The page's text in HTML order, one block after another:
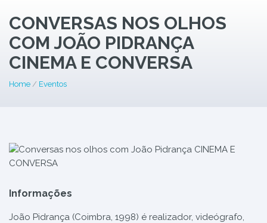
CONVERSAS NOS OLHOS
COM JOÃO PIDRANÇA
CINEMA E CONVERSA
Home / Eventos
Informações
João Pidrança (Coimbra, 1998) é realizador, videógrafo,